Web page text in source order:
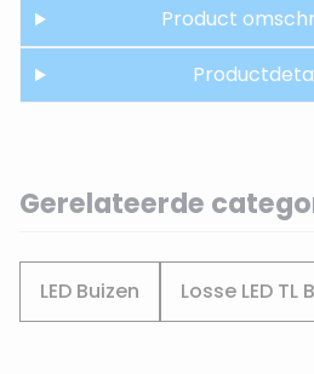
Product
Gerelateerde
LED Buizen Losse LED TL